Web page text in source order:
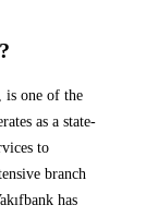
is one of the
as a state-
to
branch
has